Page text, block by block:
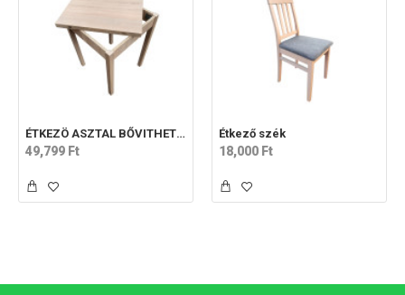
Teherbíró képesség: 130 kg
A termék súlya: 5,2 kg
ÉTKEZÖ ASZTAL BŐVITHETŐ ASZTALLAPPAL
49,799 Ft
Étkező szék
18,000 Ft